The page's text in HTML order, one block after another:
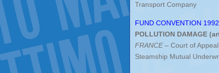
Transport Company
FUND CONVENTION 1992
POLLUTION DAMAGE
FRANCE– Court of
Steamship Mutual